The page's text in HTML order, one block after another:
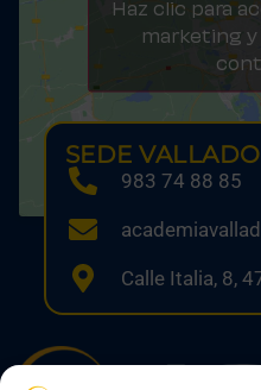
Haz clic para
marketing
SEDE
983 74 88 85
Calle Italia, 8,